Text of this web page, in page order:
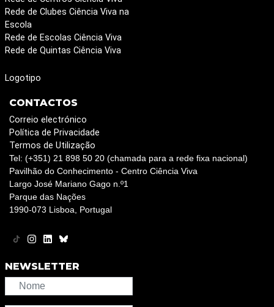
Rede de Clubes Ciência Viva na
Escola
Rede de Escolas Ciência Viva
Rede de Quintas Ciência Viva
Logotipo
CONTACTOS
Correio electrónico
Política de Privacidade
Termos de Utilização
Tel: (+351) 21 898 50 20 (chamada para a rede fixa nacional)
Pavilhão do Conhecimento - Centro Ciência Viva
Largo José Mariano Gago n.º1
Parque das Nações
1990-073 Lisboa, Portugal
NEWSLETTER